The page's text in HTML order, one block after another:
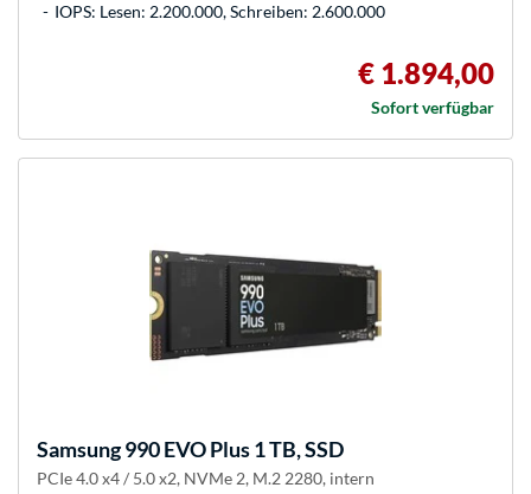
IOPS: Lesen: 2.200.000, Schreiben: 2.600.000
€ 1.894,00
Sofort verfügbar
Samsung990 EVO Plus 1 TB, SSD
PCIe 4.0 x4 / 5.0 x2, NVMe 2, M.2 2280, intern